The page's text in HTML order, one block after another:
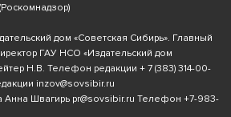
дом «Советская Сибирь». Главный
ГАУ НСО «Издательский дом
Н.В. Телефон редакции + 7 (383) 314-00-
inzov@sovsibir.ru
Анна Швагирь pr@sovsibir.ru Телефон +7-983-